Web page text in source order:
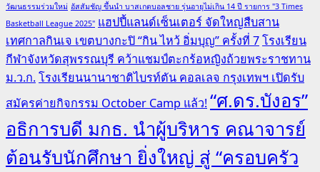
วัฒนธรรมร่วมใหม่ อัสสัมชัญ ขึ้นนำ บาสเกตบอลชาย รุ่นอายุไม่เกิน 14 ปี รายการ "3 Times
Basketball League 2025" แฮปปี้แลนด์เซ็นเตอร์ จัดใหญ่สืบสาน
เทศกาลกินเจ เขตบางกะปิ “กิน ไหว้ อิ่มบุญ” ครั้งที่ 7โรงเรียน
กีฬาจังหวัดสุพรรณบุรี คว้าแชมป์ตะกร้อหญิงถ้วยพระราชทาน
ม.ว.ก.โรงเรียนนานาชาติไบรท์ตัน คอลเลจ กรุงเทพฯ เปิดรับ
สมัครค่ายกิจกรรม October Camp แล้ว!“ศ.ดร.บังอร”
อธิการบดี มกธ. นำผู้บริหาร คณาจารย์
ต้อนรับนักศึกษา ยิ่งใหญ่ สู่ “ครอบครัว